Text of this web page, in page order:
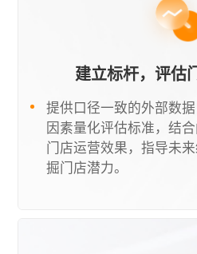
建立标杆，评估
提供口径一致的外部数
因素量化评估标准，结
门店运营效果，指导未
掘门店潜力。